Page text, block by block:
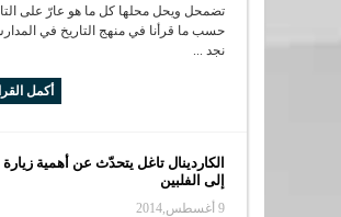
تضمحل ويحل محلها كل ما هو عارّ على
حسب ما قرأنا في منهج التاريخ في
نجد ...
أكمل
الكاردينال تاغل يتحدّث عن أهمية زيارة
إلى الفلبين
9 أغسطس,2014